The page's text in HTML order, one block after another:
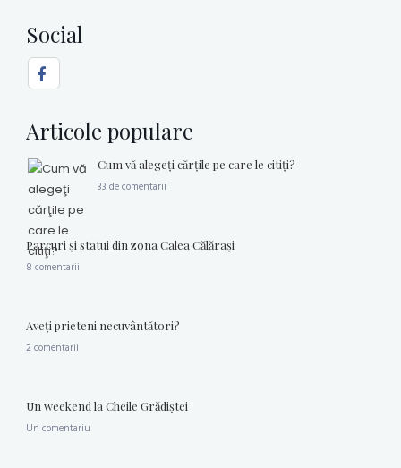
Social
Articole populare
Cum vă alegeţi cărţile pe care le citiţi?
33 de comentarii
Parcuri şi statui din zona Calea Călăraşi
8 comentarii
Aveţi prieteni necuvântători?
2 comentarii
Un weekend la Cheile Grădiştei
Un comentariu